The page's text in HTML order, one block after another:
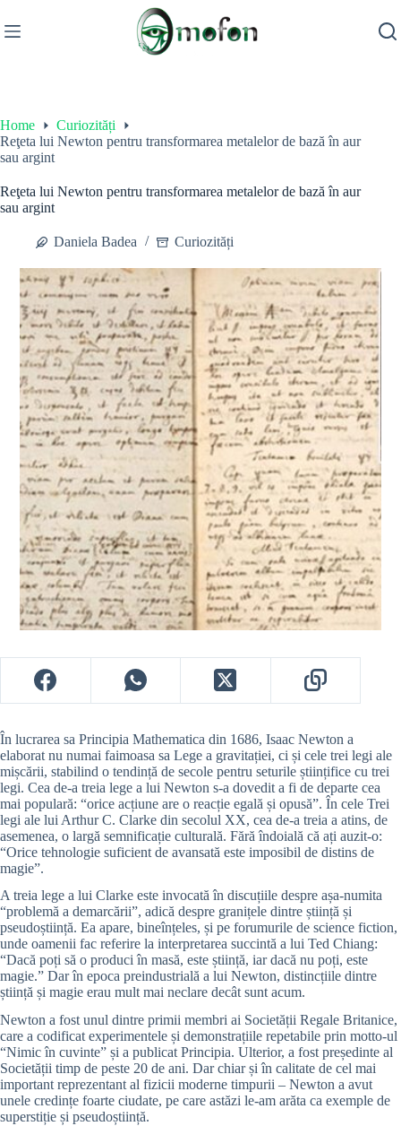
to
content
Home
Curiozități
Reţeta lui Newton pentru transformarea metalelor de bază în aur
sau argint
Reţeta lui Newton pentru transformarea metalelor de bază în aur
sau argint
Daniela Badea Curiozități
În lucrarea sa Principia Mathematica din 1686, Isaac Newton a
elaborat nu numai faimoasa sa Lege a gravitației, ci și cele trei legi ale
mișcării, stabilind o tendință de secole pentru seturile științifice cu trei
legi. Cea de-a treia lege a lui Newton s-a dovedit a fi de departe cea
mai populară: “orice acțiune are o reacție egală și opusă”. În cele Trei
legi ale lui Arthur C. Clarke din secolul XX, cea de-a treia a atins, de
asemenea, o largă semnificație culturală. Fără îndoială că ați auzit-o:
“Orice tehnologie suficient de avansată este imposibil de distins de
magie”.
A treia lege a lui Clarke este invocată în discuțiile despre așa-numita
“problemă a demarcării”, adică despre granițele dintre știință și
pseudoștiință. Ea apare, bineînțeles, și pe forumurile de science fiction,
unde oamenii fac referire la interpretarea succintă a lui Ted Chiang:
“Dacă poți să o produci în masă, este știință, iar dacă nu poți, este
magie.” Dar în epoca preindustrială a lui Newton, distincțiile dintre
știință și magie erau mult mai neclare decât sunt acum.
Newton a fost unul dintre primii membri ai Societății Regale Britanice,
care a codificat experimentele și demonstrațiile repetabile prin motto-ul
“Nimic în cuvinte” și a publicat Principia. Ulterior, a fost președinte al
Societății timp de peste 20 de ani. Dar chiar și în calitate de cel mai
important reprezentant al fizicii moderne timpurii – Newton a avut
unele credințe foarte ciudate, pe care astăzi le-am arăta ca exemple de
superstiție și pseudoștiință.